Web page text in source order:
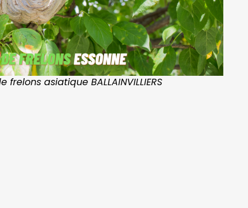
asiatique BALLAINVILLIERS